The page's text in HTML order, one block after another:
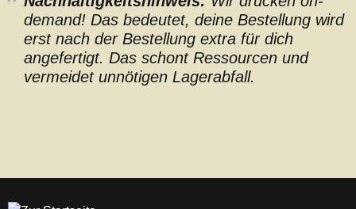
demand! Das bedeutet, deine Bestellung wird
erst nach der Bestellung extra für dich
angefertigt. Das schont Ressourcen und
vermeidet unnötigen Lagerabfall.